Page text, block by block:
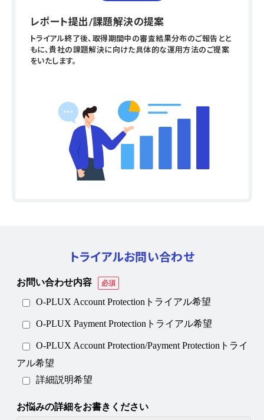
レポート提出/課題解決の提案
トライアル終了後、取得期間中の審査結果分布のご報告とと
もに、貴社の課題解決に向けた具体的な運用方法のご提案
をいたします。
トライアルお問い合わせ